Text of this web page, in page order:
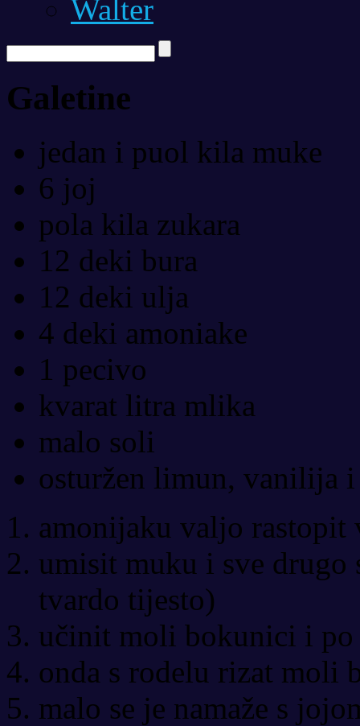
Walter
Galetine
jedan i puol kila muke
6 joj
pola kila zukara
12 deki bura
12 deki ulja
4 deki amoniake
1 pecivo
kvarat litra mlika
malo soli
osturžen limun, vanilija
amonijaku valjo
umisit muku i sve
tvardo tijesto)
učinit moli bokunici i
onda s rodelu rizat moli
malo se je namaže s